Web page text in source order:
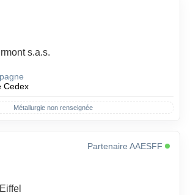
s.a.s.
Cedex
Métallurgie non renseignée
Partenaire AAESFF